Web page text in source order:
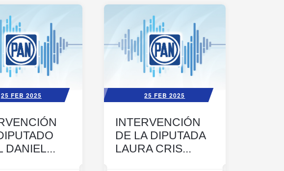
25 FEB 2025
DANIEL...
25 FEB 2025
INTERVENCIÓN
DE LA DIPUTADA
LAURA CRIS...